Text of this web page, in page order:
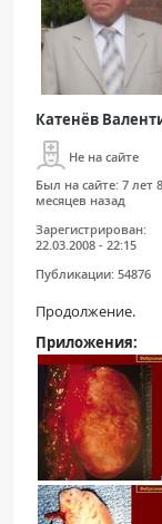
Катенёв
Не на сайте
Был на сайте: 7 лет 8
месяцев назад
Зарегистрирован:
22.03.2008 - 22:15
Публикации: 54876
Продолжение.
Приложения: